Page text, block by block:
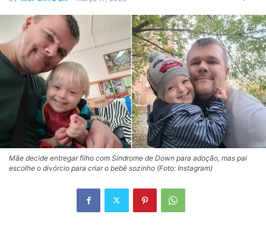
Mãe decide entregar filho com Síndrome de Down para adoção, mas pai
escolhe o divórcio para criar o bebê sozinho (Foto: Instagram)